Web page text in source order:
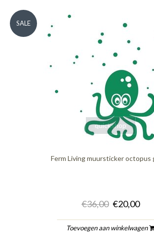
quickshop
SALE
Ferm Living muursticker octopus
€36,00 €20,00
Toevoegen aan winkelwagen